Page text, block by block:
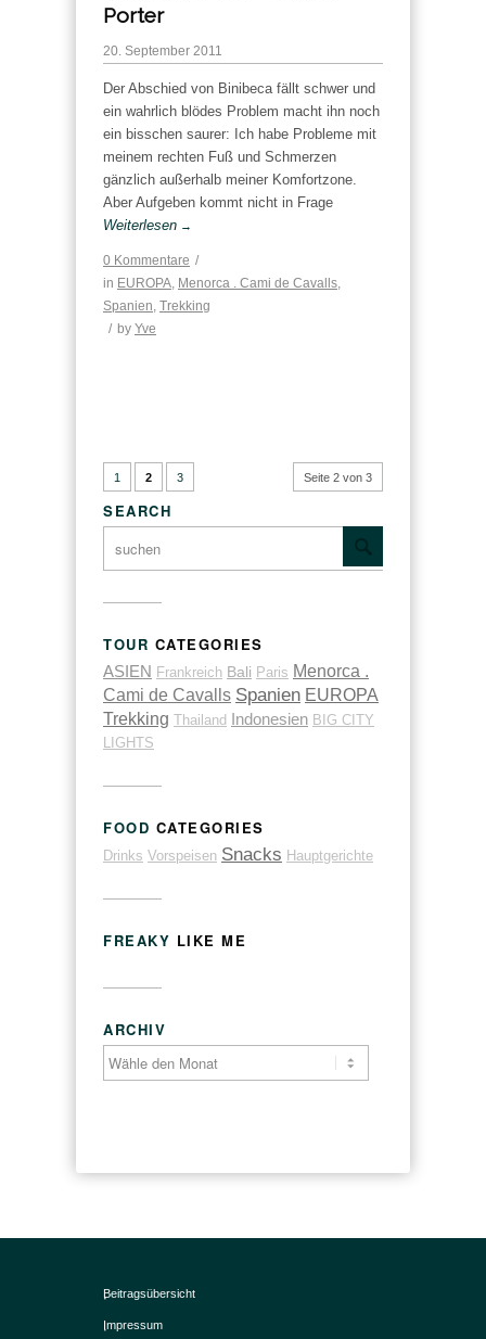
Porter
20. September 2011
Der Abschied von Binibeca fällt schwer und
ein wahrlich blödes Problem macht ihn noch
ein bisschen saurer: Ich habe Probleme mit
meinem rechten Fuß und Schmerzen
gänzlich außerhalb meiner Komfortzone.
Aber Aufgeben kommt nicht in Frage
Weiterlesen →
0 Kommentare /
in EUROPA, Menorca . Cami de Cavalls,
Spanien, Trekking
/ by Yve
Seite 2 von 3
1 2 3
SEARCH
TOUR CATEGORIES
ASIEN Frankreich Bali Paris Menorca .
Cami de Cavalls Spanien EUROPA
Trekking Thailand Indonesien BIG CITY
LIGHTS
FOOD CATEGORIES
Drinks Vorspeisen Snacks Hauptgerichte
FREAKY LIKE ME
ARCHIV
Beitragsübersicht
Impressum